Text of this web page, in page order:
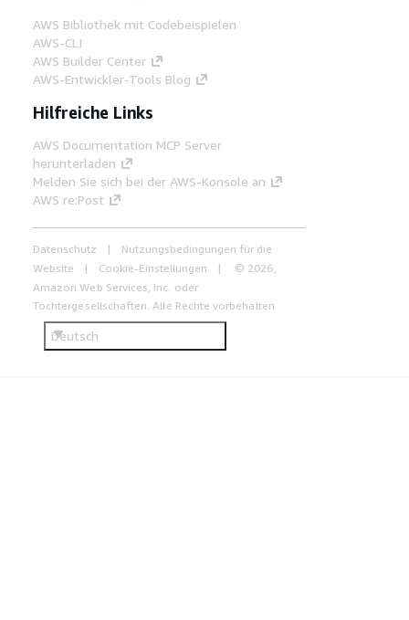
AWS Bibliothek mit Codebeispielen
AWS-CLI
AWS Builder Center
AWS-Entwickler-Tools Blog
Hilfreiche Links
AWS Documentation MCP Server
herunterladen
Melden Sie sich bei der AWS-Konsole an
AWS re:Post
Datenschutz
Nutzungsbedingungen für die
Website
Cookie-Einstellungen
© 2026,
Amazon Web Services, Inc. oder
Tochtergesellschaften. Alle Rechte vorbehalten.
Deutsch